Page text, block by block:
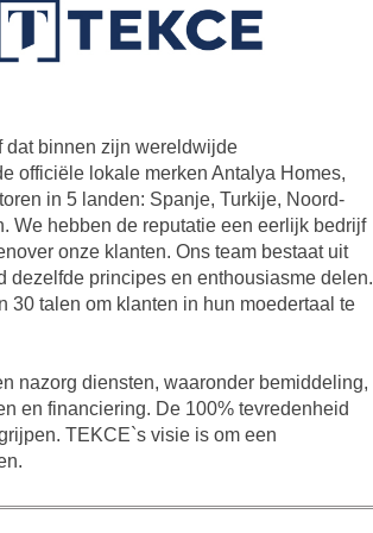
dat binnen zijn wereldwijde
officiële lokale merken Antalya Homes,
in 5 landen: Spanje, Turkije, Noord-
We hebben de reputatie een eerlijk bedrijf
onze klanten. Ons team bestaat uit
principes en enthousiasme delen.
30 talen om klanten in hun moedertaal te
nazorg diensten, waaronder bemiddeling,
en financiering. De 100% tevredenheid
TEKCE`s visie is om een